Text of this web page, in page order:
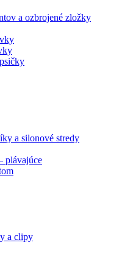
a ozbrojené zložky
a silonové stredy
plávajúce
a clipy